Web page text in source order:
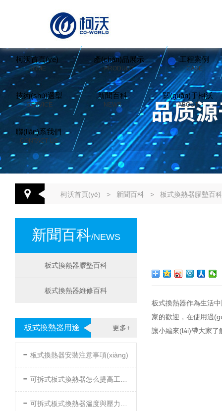
柯沃首頁(yè)
HOME
產(chǎn)品展示
PRODUCT
工程案例
CASE
技術(shù)選型
SERVICE
新聞百科
NEWS
關(guān)于柯沃
ABOUT
聯(lián)系我們
CONTACT US
柯沃首頁(yè) > 新聞百科 > 板式換熱器膠墊百科
新聞百科/NEWS
板式換熱器膠墊百科
板式換熱器維修百科
更多+
板式換熱器用途
- 板式換熱器安裝注意事項(xiàng)
- 可拆式板式換熱器怎么提高工作效率
- 可拆式板式換熱器溫度與壓力的要求
板式換熱器作為生活中
家的歡迎，在使用過
讓小編來(lái)帶大家了